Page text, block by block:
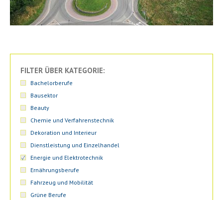
FILTER ÜBER KATEGORIE:
Bachelorberufe
Bausektor
Beauty
Chemie und Verfahrenstechnik
Dekoration und Interieur
Dienstleistung und Einzelhandel
Energie und Elektrotechnik
Ernährungsberufe
Fahrzeug und Mobilität
Grüne Berufe